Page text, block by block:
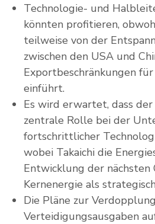
Technologie- und
könnten profitieren,
teilweise von der
zwischen den USA und
Exportbeschränkungen
einführt.
Es wird erwartet, dass
zentrale Rolle bei der
fortschrittlicher
wobei Takaichi die
Entwicklung der nächsten
Kernenergie als
Die Pläne zur
Verteidigungsausgaben